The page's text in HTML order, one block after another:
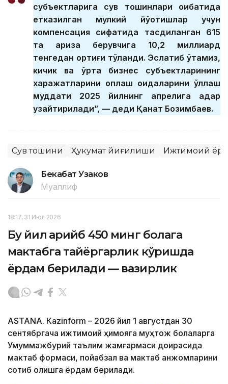
субъектларига сув тошқинлари оқибатида
етказилган мулкий йўқотишлар учун
компенсация сифатида тасдиқланган 615
та ариза берувчига 10,2 миллиард
тенгедан ортиғи тўланди. Эслатиб ўтамиз,
кичик ва ўрта бизнес субъектларининг
харажатларини қоплаш қоидаларини қўллаш
муддати 2025 йилнинг апрелига қадар
узайтирилади”, — деди Қанат Бозимбаев.
Сув тошқини Ҳукумат йиғилиши Ижтимоий
Бекабат Узаков
Муаллиф
18:17, 31 Июл 2026
Бу йил қарийб 450 минг болага
мактабга тайёргарлик кўришда
ёрдам берилади — вазирлик
ASTANА. Кazinform – 2026 йил 1 августдан 30
сентябргача ижтимоий ҳимояга муҳтож болаларга
Умуммажбурий таълим жамғармаси доирасида
мактаб формаси, пойабзал ва мактаб анжомларини
сотиб олишга ёрдам берилади.